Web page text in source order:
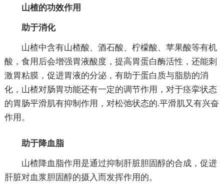
山楂的功效作用
助于消化
山楂中含有山楂酸、酒石酸、柠檬酸、苹果酸等有机
酸，食用后会增强胃液酸度，提高胃蛋白酶活性，还能刺
激胃粘膜，促进胃液的分泌，有助于蛋白质与脂肪的消
化，山楂对肠胃功能还有一定的调节作用，对于痉挛状态
的胃肠平滑肌有抑制作用，对松弛状态的.平滑肌又有兴奋
作用。
助于降血脂
山楂降血脂作用是通过抑制肝脏胆固醇的合成，促进
肝脏对血浆胆固醇的摄入而发挥作用的。